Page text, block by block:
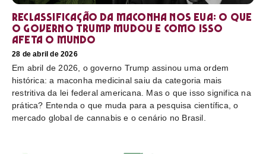
Reclassificação da maconha nos EUA: o que
o governo Trump mudou e como isso
afeta o mundo
28 de abril de 2026
Em abril de 2026, o governo Trump assinou uma ordem
histórica: a maconha medicinal saiu da categoria mais
restritiva da lei federal americana. Mas o que isso significa na
prática? Entenda o que muda para a pesquisa científica, o
mercado global de cannabis e o cenário no Brasil.